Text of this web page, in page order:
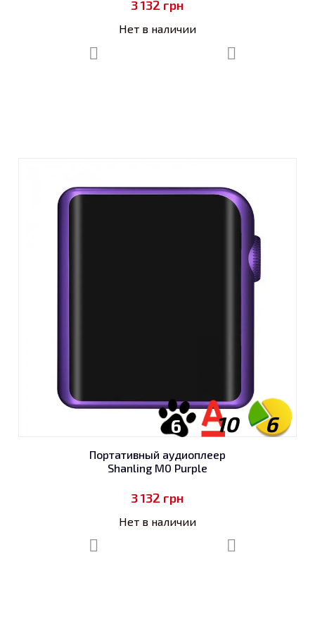
3 132 грн
Нет в наличии
6
10
6
Портативный аудиоплеер
Shanling M0 Purple
3 132 грн
Нет в наличии